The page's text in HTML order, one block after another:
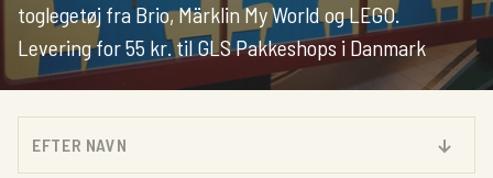
toglegetøj fra Brio, Märklin My World og LEGO.
Levering for 55 kr. til GLS Pakkeshops i Danmark
EFTER NAVN